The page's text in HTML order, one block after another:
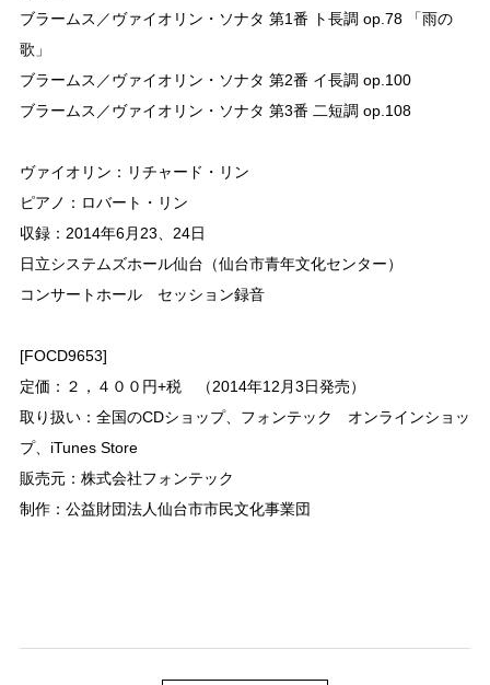
ブラームス／ヴァイオリン・ソナタ 第1番 ト長調 op.78 「雨の
歌」
ブラームス／ヴァイオリン・ソナタ 第2番 イ長調 op.100
ブラームス／ヴァイオリン・ソナタ 第3番 二短調 op.108
ヴァイオリン：リチャード・リン
ピアノ：ロバート・リン
収録：2014年6月23、24日
日立システムズホール仙台（仙台市青年文化センター）
コンサートホール セッション録音
[FOCD9653]
定価：２，４００円+税 （2014年12月3日発売）
取り扱い：全国のCDショップ、 フォンテック オンラインショッ
プ、 iTunes Store
販売元：株式会社フォンテック
制作：公益財団法人仙台市市民文化事業団